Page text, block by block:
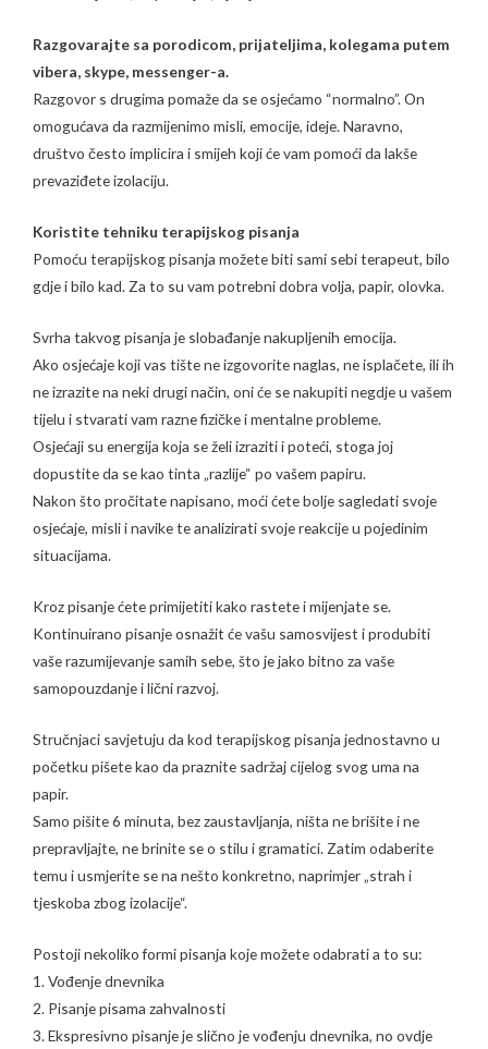
Razgovarajte sa porodicom, prijateljima, kolegama putem
vibera, skype, messenger-a.
Razgovor s drugima pomaže da se osjećamo “normalno”. On
omogućava da razmijenimo misli, emocije, ideje. Naravno,
društvo često implicira i smijeh koji će vam pomoći da lakše
prevaziđete izolaciju.
Koristite tehniku terapijskog pisanja
Pomoću terapijskog pisanja možete biti sami sebi terapeut, bilo
gdje i bilo kad. Za to su vam potrebni dobra volja, papir, olovka.
Svrha takvog pisanja je slobađanje nakupljenih emocija.
Ako osjećaje koji vas tište ne izgovorite naglas, ne isplačete, ili ih
ne izrazite na neki drugi način, oni će se nakupiti negdje u vašem
tijelu i stvarati vam razne fizičke i mentalne probleme.
Osjećaji su energija koja se želi izraziti i poteći, stoga joj
dopustite da se kao tinta „razlije“ po vašem papiru.
Nakon što pročitate napisano, moći ćete bolje sagledati svoje
osjećaje, misli i navike te analizirati svoje reakcije u pojedinim
situacijama.
Kroz pisanje ćete primijetiti kako rastete i mijenjate se.
Kontinuirano pisanje osnažit će vašu samosvijest i produbiti
vaše razumijevanje samih sebe, što je jako bitno za vaše
samopouzdanje i lični razvoj.
Stručnjaci savjetuju da kod terapijskog pisanja jednostavno u
početku pišete kao da praznite sadržaj cijelog svog uma na
papir.
Samo pišite 6 minuta, bez zaustavljanja, ništa ne brišite i ne
prepravljajte, ne brinite se o stilu i gramatici. Zatim odaberite
temu i usmjerite se na nešto konkretno, naprimjer „strah i
tjeskoba zbog izolacije“.
Postoji nekoliko formi pisanja koje možete odabrati a to su:
1. Vođenje dnevnika
2. Pisanje pisama zahvalnosti
3. Ekspresivno pisanje je slično je vođenju dnevnika, no ovdje